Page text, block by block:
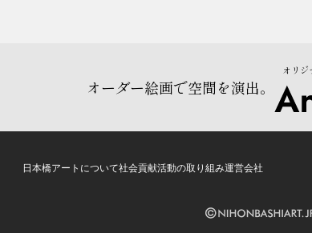
・富山銀行 高岡市内 ギャラリー
【所属団体】
・日本臨床美術学会
オーダー絵画で空間を演出。
オリ
日本橋アートについて社会貢献活動の取り組み運営会社